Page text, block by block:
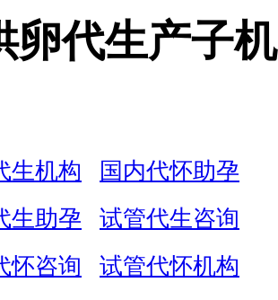
卵代生产子机
生机构
国内代怀助孕
生助孕
试管代生咨询
怀咨询
试管代怀机构